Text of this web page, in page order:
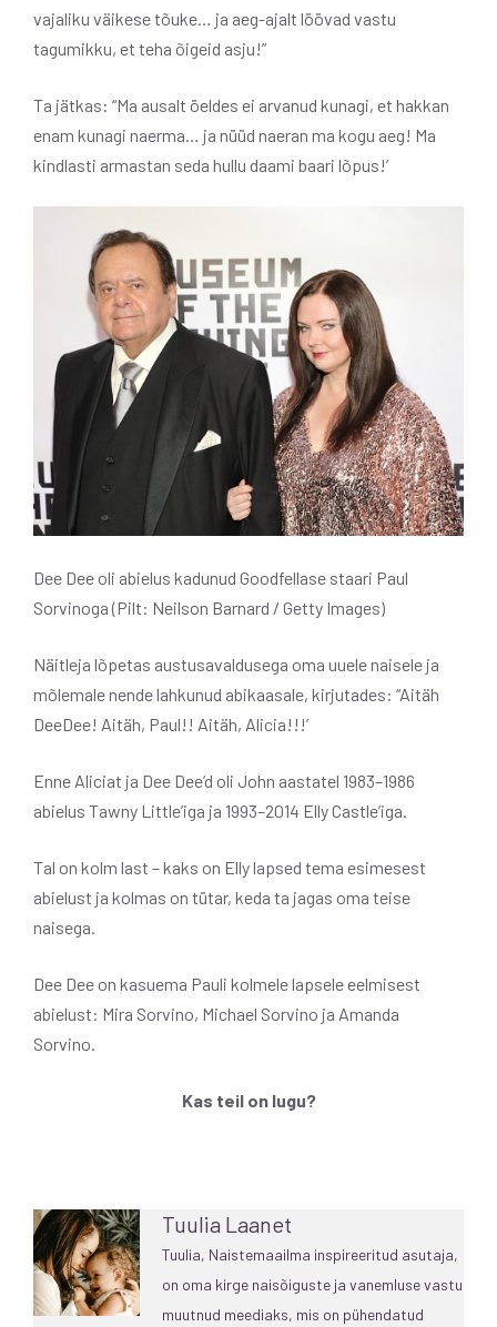
vajaliku väikese tõuke… ja aeg-ajalt löövad vastu
tagumikku, et teha õigeid asju!”
Ta jätkas: “Ma ausalt öeldes ei arvanud kunagi, et hakkan
enam kunagi naerma… ja nüüd naeran ma kogu aeg! Ma
kindlasti armastan seda hullu daami baari lõpus!’
Dee Dee oli abielus kadunud Goodfellase staari Paul
Sorvinoga (Pilt: Neilson Barnard / Getty Images)
Näitleja lõpetas austusavaldusega oma uuele naisele ja
mõlemale nende lahkunud abikaasale, kirjutades: “Aitäh
DeeDee! Aitäh, Paul!! Aitäh, Alicia!!!’
Enne Aliciat ja Dee Dee’d oli John aastatel 1983–1986
abielus Tawny Little’iga ja 1993–2014 Elly Castle’iga.
Tal on kolm last – kaks on Elly lapsed tema esimesest
abielust ja kolmas on tütar, keda ta jagas oma teise
naisega.
Dee Dee on kasuema Pauli kolmele lapsele eelmisest
abielust: Mira Sorvino, Michael Sorvino ja Amanda
Sorvino.
Kas teil on lugu?
Tuulia Laanet
Tuulia, Naistemaailma inspireeritud asutaja,
on oma kirge naisõiguste ja vanemluse vastu
muutnud meediaks, mis on pühendatud